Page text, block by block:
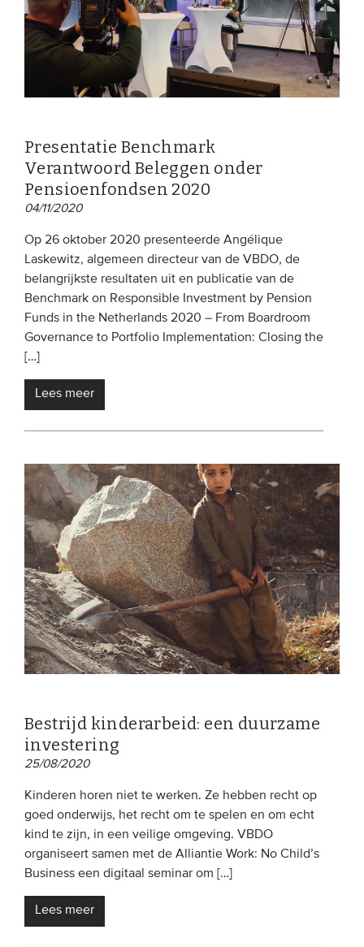
CONTACT
UITGEBREID ZOEKEN
Presentatie Benchmark
Verantwoord Beleggen onder
Pensioenfondsen 2020
04/11/2020
Op 26 oktober 2020 presenteerde Angélique
Laskewitz, algemeen directeur van de VBDO, de
belangrijkste resultaten uit en publicatie van de
Benchmark on Responsible Investment by Pension
Funds in the Netherlands 2020 – From Boardroom
Governance to Portfolio Implementation: Closing the
[…]
Lees meer
Bestrijd kinderarbeid: een duurzame
investering
25/08/2020
Kinderen horen niet te werken. Ze hebben recht op
goed onderwijs, het recht om te spelen en om echt
kind te zijn, in een veilige omgeving. VBDO
organiseert samen met de Alliantie Work: No Child’s
Business een digitaal seminar om […]
Lees meer